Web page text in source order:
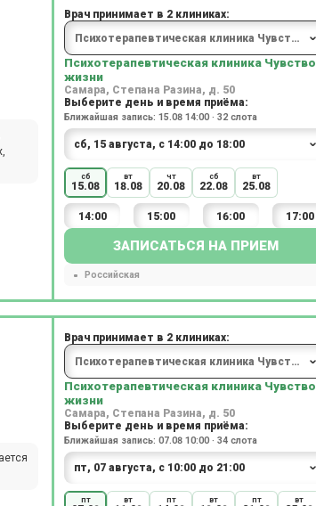
Врач принимает в 2 клиниках:
Психотерапевтическая клиника Чувство
жизни
Самара, Степана Разина, д. 50
Выберите день и время приёма:
Ближайшая запись: 15.08 14:00 · 32 слота
сб
15.08
вт
18.08
чт
20.08
сб
22.08
вт
25.08
14:00 15:00 16:00 17:00
ЗАПИСАТЬСЯ НА ПРИЕМ
Российская
Врач принимает в 2 клиниках:
Психотерапевтическая клиника Чувство
жизни
Самара, Степана Разина, д. 50
Выберите день и время приёма:
Ближайшая запись: 07.08 10:00 · 34 слота
пт вт пт вт пт вт